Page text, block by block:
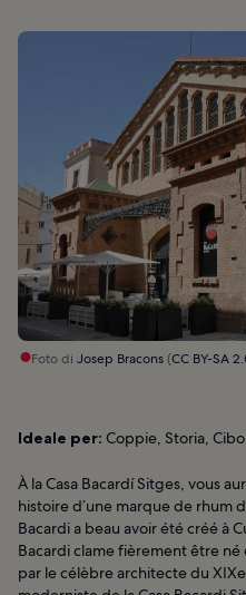
Foto di Josep Bracons(CC BY-SA
Ideale per: Coppie, Storia, Cibo
À la Casa Bacardí Sitges, vous
histoire d’une marque de rhum
Bacardi a beau avoir été créé à
Bacardi clame fièrement être
par le célèbre architecte du